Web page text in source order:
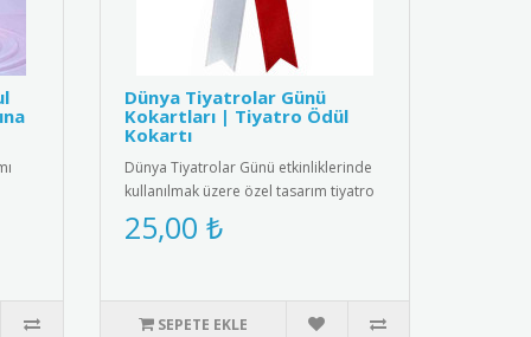
Dünya Tiyatrolar Günü
Kokartları | Tiyatro Ödül
Kokartı
Dünya Tiyatrolar Günü etkinliklerinde
kullanılmak üzere özel tasarım tiyatro
kokartları. Bu şık koka..
25,00 ₺
SEPETE EKLE